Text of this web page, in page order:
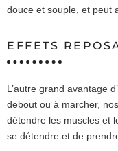
douce et souple, et peut
EFFETS
L’autre grand avantage
debout ou à marcher,
détendre les muscles et
se détendre et de